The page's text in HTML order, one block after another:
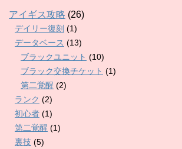
アイギス攻略 (26)
デイリー復刻 (1)
データベース (13)
ブラックユニット (10)
ブラック交換チケット (1)
第二覚醒 (2)
ランク (2)
初心者 (1)
第二覚醒 (1)
裏技 (5)